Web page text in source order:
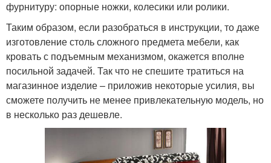
фурнитуру: опорные ножки, колесики или ролики.
Таким образом, если разобраться в инструкции, то даже
изготовление столь сложного предмета мебели, как
кровать с подъемным механизмом, окажется вполне
посильной задачей. Так что не спешите тратиться на
магазинное изделие – приложив некоторые усилия, вы
сможете получить не менее привлекательную модель, но
в несколько раз дешевле.